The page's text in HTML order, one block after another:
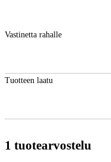
Vastinetta rahalle
Tuotteen laatu
1 tuotearvostelu